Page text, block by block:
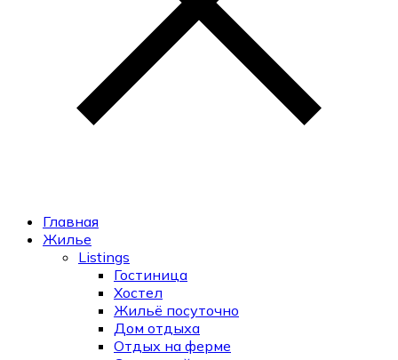
Главная
Жилье
Listings
Гостиница
Хостел
Жильё посуточно
Дом отдыха
Отдых на ферме